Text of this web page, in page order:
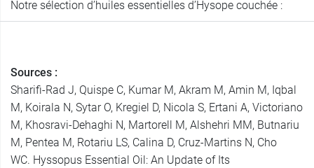
Notre sélection d’huiles essentielles d’Hysope couchée :
Sources :
Sharifi-Rad J, Quispe C, Kumar M, Akram M, Amin M, Iqbal
M, Koirala N, Sytar O, Kregiel D, Nicola S, Ertani A, Victoriano
M, Khosravi-Dehaghi N, Martorell M, Alshehri MM, Butnariu
M, Pentea M, Rotariu LS, Calina D, Cruz-Martins N, Cho
WC. Hyssopus Essential Oil: An Update of Its